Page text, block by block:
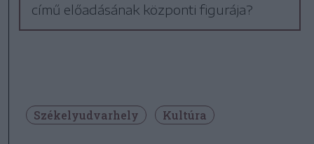
című előadásának központi figurája?
Székelyudvarhely Kultúra